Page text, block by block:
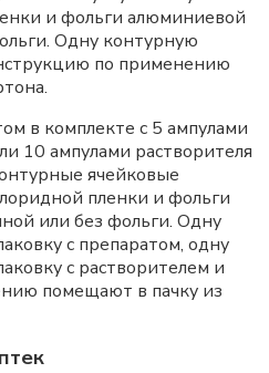
и фольги алюминиевой
Одну контурную
по применению
в комплекте с 5 ампулами
10 ампулами растворителя
ячейковые
пленки и фольги
или без фольги. Одну
с препаратом, одну
с растворителем и
помещают в пачку из